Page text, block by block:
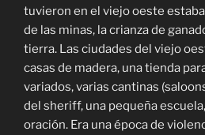
tuvieron en el viejo oeste
de las minas, la crianza de
tierra. Las ciudades del viejo
casas de madera, una tienda
variados, varias cantinas
del sheriff, una pequeña
oración. Era una época de